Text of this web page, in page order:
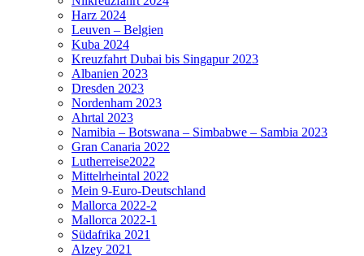
Harz 2024
Leuven – Belgien
Kuba 2024
Kreuzfahrt Dubai bis Singapur 2023
Albanien 2023
Dresden 2023
Nordenham 2023
Ahrtal 2023
Namibia – Botswana – Simbabwe – Sambia 2023
Gran Canaria 2022
Lutherreise2022
Mittelrheintal 2022
Mein 9-Euro-Deutschland
Mallorca 2022-2
Mallorca 2022-1
Südafrika 2021
Alzey 2021